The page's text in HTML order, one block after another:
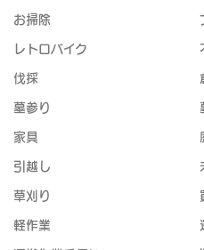
お掃除
レトロバイク
伐採
墓参り
家具
引越し
草刈り
軽作業